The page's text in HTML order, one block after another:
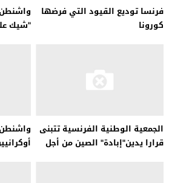
فرنسا توديع القيود التي فرضها
كورونا
واشنطن
"شيك
الجمعية الوطنية الفرنسية تتبنى
قرارا يدين"إبادة" الصين من أجل